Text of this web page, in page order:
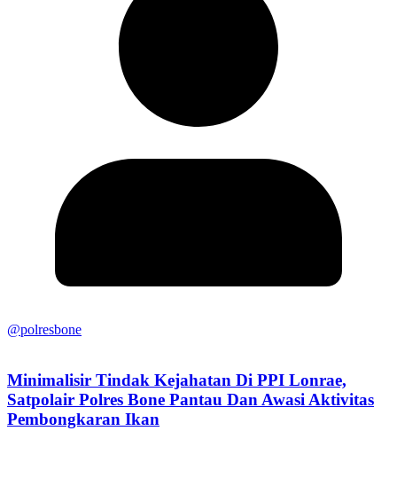
@polresbone
Minimalisir Tindak Kejahatan Di PPI Lonrae,
Satpolair Polres Bone Pantau Dan Awasi Aktivitas
Pembongkaran Ikan